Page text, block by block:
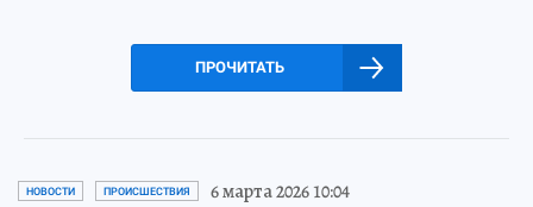
ПРОЧИТАТЬ
НОВОСТИ ПРОИСШЕСТВИЯ 6 марта 2026 10:04